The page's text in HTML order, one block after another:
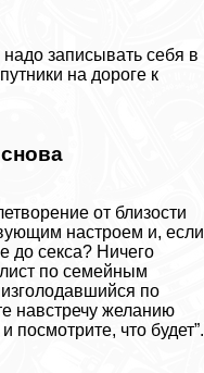
записывать себя в
на дороге к
от близости
настроем и, если
до ceкcа? Ничего
по семейным
по
навстречу желанию
посмотрите, что будет”.